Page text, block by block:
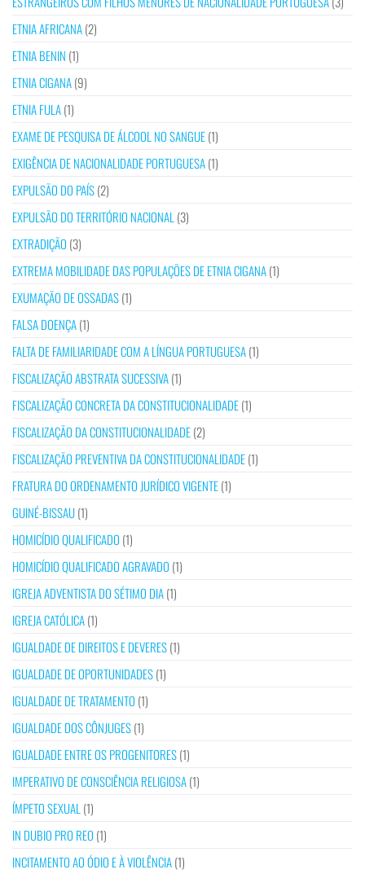
ETNIA AFRICANA(2)
ETNIA BENIN (1)
ETNIA CIGANA(9)
ETNIA FULA(1)
EXAME DE PESQUISA DE ÁLCOOL NO SANGUE(1)
EXIGÊNCIA DE NACIONALIDADE PORTUGUESA(1)
EXPULSÃO DO PAÍS(2)
EXPULSÃO DO TERRITÓRIO NACIONAL (3)
EXTRADIÇÃO (3)
EXTREMA MOBILIDADE DAS POPULAÇÕES DE ETNIA CIGANA(1)
EXUMAÇÃO DE OSSADAS(1)
FALSA DOENÇA(1)
FALTA DE FAMILIARIDADE COM A LÍNGUA PORTUGUESA(1)
FISCALIZAÇÃO ABSTRATA SUCESSIVA(1)
FISCALIZAÇÃO CONCRETA DA CONSTITUCIONALIDADE(1)
FISCALIZAÇÃO DA CONSTITUCIONALIDADE(2)
FISCALIZAÇÃO PREVENTIVA DA CONSTITUCIONALIDADE(1)
FRATURA DO ORDENAMENTO JURÍDICO VIGENTE(1)
GUINÉ-BISSAU(1)
HOMICÍDIO QUALIFICADO (1)
HOMICÍDIO QUALIFICADO AGRAVADO (1)
IGREJA ADVENTISTA DO SÉTIMO DIA(1)
IGREJA CATÓLICA(1)
IGUALDADE DE DIREITOS E DEVERES(1)
IGUALDADE DE OPORTUNIDADES(1)
IGUALDADE DE TRATAMENTO (1)
IGUALDADE DOS CÔNJUGES(1)
IGUALDADE ENTRE OS PROGENITORES(1)
IMPERATIVO DE CONSCIÊNCIA RELIGIOSA(1)
ÍMPETO SEXUAL (1)
IN DUBIO PRO REO (1)
INCITAMENTO AO ÓDIO E À VIOLÊNCIA(1)